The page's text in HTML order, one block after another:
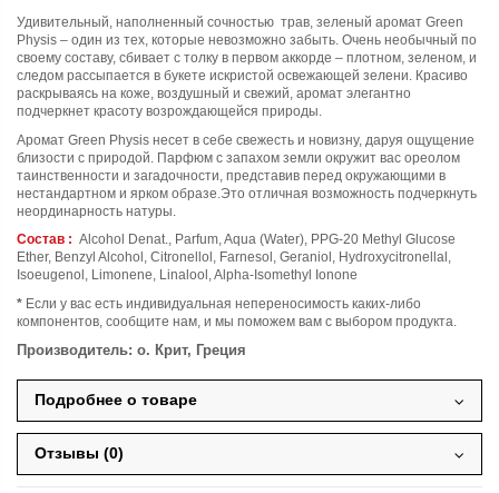
Удивительный, наполненный сочностью трав, зеленый аромат Green
Physis – один из тех, которые невозможно забыть. Очень необычный по
своему составу, сбивает с толку в первом аккорде – плотном, зеленом, и
следом рассыпается в букете искристой освежающей зелени. Красиво
раскрываясь на коже, воздушный и свежий, аромат элегантно
подчеркнет красоту возрождающейся природы.
Аромат Green Physis несет в себе свежесть и новизну, даруя ощущение
близости с природой. Парфюм с запахом земли окружит вас ореолом
таинственности и загадочности, представив перед окружающими в
нестандартном и ярком образе.Это отличная возможность подчеркнуть
неординарность натуры.
Состав : Alcohol Denat., Parfum, Aqua (Water), PPG-20 Methyl Glucose
Ether, Benzyl Alcohol, Citronellol, Farnesol, Geraniol, Hydroxycitronellal,
Isoeugenol, Limonene, Linalool, Alpha-Isomethyl Ionone
* Если у вас есть индивидуальная непереносимость каких-либо
компонентов, сообщите нам, и мы поможем вам с выбором продукта.
Производитель: о. Крит, Греция
Подробнее о товаре
Отзывы (0)